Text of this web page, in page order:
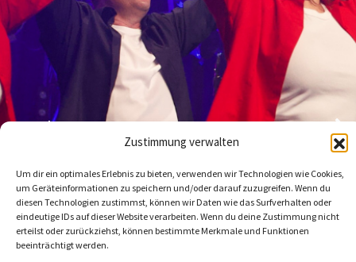
Zustimmung verwalten
Um dir ein optimales Erlebnis zu bieten, verwenden wir Technologien wie Cookies,
um Geräteinformationen zu speichern und/oder darauf zuzugreifen. Wenn du
diesen Technologien zustimmst, können wir Daten wie das Surfverhalten oder
eindeutige IDs auf dieser Website verarbeiten. Wenn du deine Zustimmung nicht
erteilst oder zurückziehst, können bestimmte Merkmale und Funktionen
beeinträchtigt werden.
Kontakt
Impressum